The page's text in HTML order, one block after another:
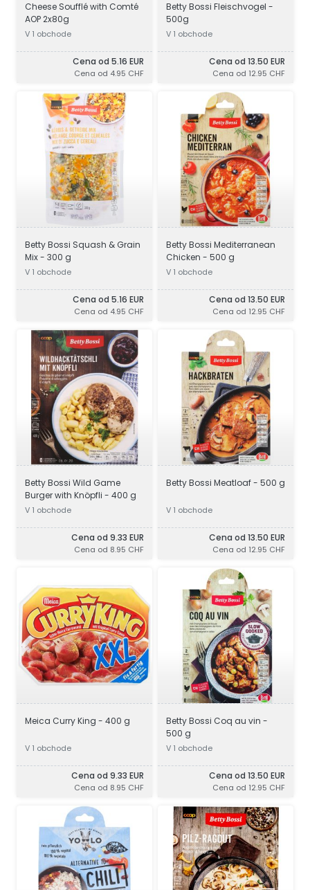
Cheese Soufflé with Comté
AOP 2x80g
V 1 obchode
Cena od 5.16 EUR
Cena od 4.95 CHF
Betty Bossi Fleischvogel -
500g
V 1 obchode
Cena od 13.50 EUR
Cena od 12.95 CHF
Betty Bossi Squash & Grain
Mix - 300 g
V 1 obchode
Cena od 5.16 EUR
Cena od 4.95 CHF
Betty Bossi Mediterranean
Chicken - 500 g
V 1 obchode
Cena od 13.50 EUR
Cena od 12.95 CHF
Betty Bossi Wild Game
Burger with Knöpfli - 400 g
V 1 obchode
Cena od 9.33 EUR
Cena od 8.95 CHF
Betty Bossi Meatloaf - 500 g
V 1 obchode
Cena od 13.50 EUR
Cena od 12.95 CHF
Meica Curry King - 400 g
V 1 obchode
Cena od 9.33 EUR
Cena od 8.95 CHF
Betty Bossi Coq au vin -
500 g
V 1 obchode
Cena od 13.50 EUR
Cena od 12.95 CHF